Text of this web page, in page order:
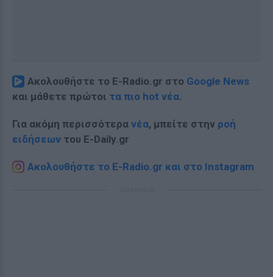
Ακολουθήστε το E-Radio.gr στο Google News
και μάθετε πρώτοι τα πιο hot νέα.
Για ακόμη περισσότερα νέα, μπείτε στην ροή
ειδήσεων του E-Daily.gr
Ακολουθήστε το E-Radio.gr και στο Instagram